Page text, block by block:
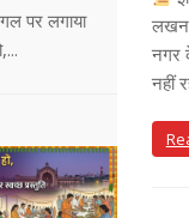
नगर
नहीं
पर लगाया